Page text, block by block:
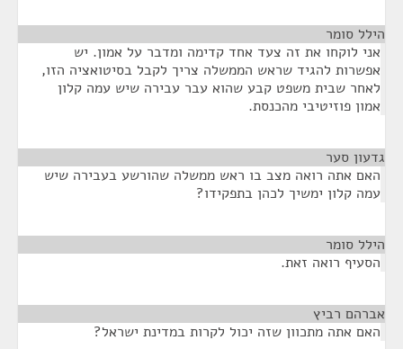
הילל סומר
אני לוקחו את זה צעד אחד קדימה ומדבר על אמון. יש
אפשרות להגיד שראש הממשלה צריך לקבל בסיטואציה הזו,
לאחר שבית משפט קבע שהוא עבר עבירה שיש עמה קלון
אמון פוזיטיבי מהכנסת.
גדעון סער
האם אתה רואה מצב בו ראש ממשלה שהורשע בעבירה שיש
עמה קלון ימשיך לכהן בתפקידו?
הילל סומר
הסעיף רואה זאת.
אברהם רביץ
האם אתה מתכוון שזה יכול לקרות במדינת ישראל?